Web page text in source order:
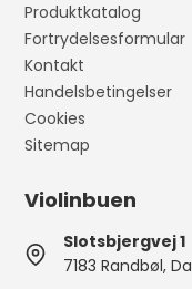
Produktkatalog
Fortrydelsesformular
Kontakt
Handelsbetingelser
Cookies
Sitemap
Violinbuen
Slotsbjergvej 1
7183 Randbøl,